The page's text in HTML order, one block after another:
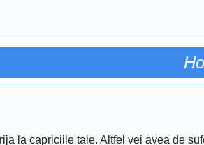
la capriciile tale. Altfel vei avea de